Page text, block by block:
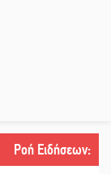
Ροή Ειδήσεων: